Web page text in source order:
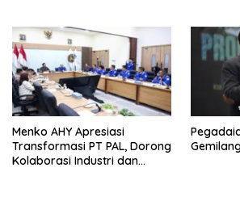
Menko AHY Apresiasi
Transformasi PT PAL, Dorong
Kolaborasi Industri dan